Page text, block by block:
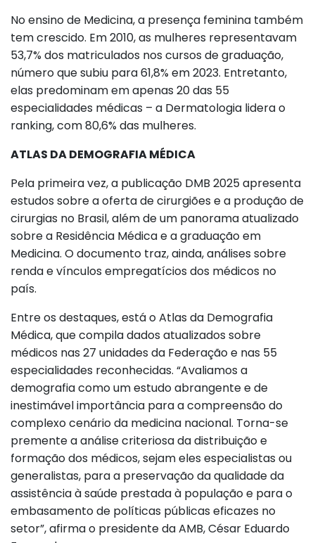
No ensino de Medicina, a presença feminina também
tem crescido. Em 2010, as mulheres representavam
53,7% dos matriculados nos cursos de graduação,
número que subiu para 61,8% em 2023. Entretanto,
elas predominam em apenas 20 das 55
especialidades médicas – a Dermatologia lidera o
ranking, com 80,6% das mulheres.
ATLAS DA DEMOGRAFIA MÉDICA
Pela primeira vez, a publicação DMB 2025 apresenta
estudos sobre a oferta de cirurgiões e a produção de
cirurgias no Brasil, além de um panorama atualizado
sobre a Residência Médica e a graduação em
Medicina. O documento traz, ainda, análises sobre
renda e vínculos empregatícios dos médicos no
país.
Entre os destaques, está o Atlas da Demografia
Médica, que compila dados atualizados sobre
médicos nas 27 unidades da Federação e nas 55
especialidades reconhecidas. “Avaliamos a
demografia como um estudo abrangente e de
inestimável importância para a compreensão do
complexo cenário da medicina nacional. Torna-se
premente a análise criteriosa da distribuição e
formação dos médicos, sejam eles especialistas ou
generalistas, para a preservação da qualidade da
assistência à saúde prestada à população e para o
embasamento de políticas públicas eficazes no
setor”, afirma o presidente da AMB, César Eduardo